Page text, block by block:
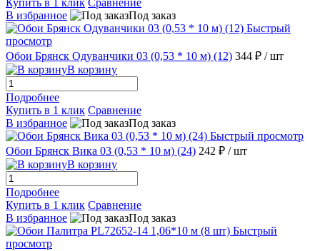
В избранное
Под заказ
Быстрый
просмотр
Обои Брянск Одуванчики 03 (0,53 * 10 м) (12) 344 ₽ / шт
В корзину
Подробнее
Купить в 1 клик Сравнение
В избранное
Под заказ
Быстрый просмотр
Обои Брянск Вика 03 (0,53 * 10 м) (24) 242 ₽ / шт
В корзину
Подробнее
Купить в 1 клик Сравнение
В избранное
Под заказ
Быстрый
просмотр